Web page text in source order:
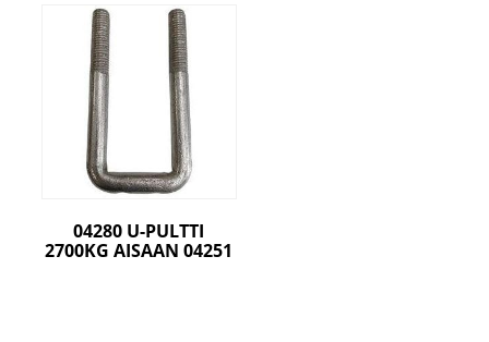
04280 U-PULTTI
2700KG AISAAN 04251